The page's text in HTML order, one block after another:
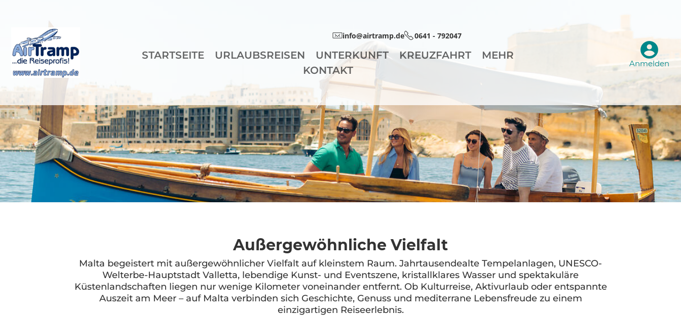
info@airtramp.de 0641 - 792047
Anmelden
STARTSEITE URLAUBSREISEN UNTERKUNFT KREUZFAHRT
MEHR
KONTAKT
Außergewöhnliche Vielfalt
Malta begeistert mit außergewöhnlicher Vielfalt auf kleinstem Raum. Jahrtausendealte Tempelanlagen, UNESCO-
Welterbe-Hauptstadt Valletta, lebendige Kunst- und Eventszene, kristallklares Wasser und spektakuläre
Küstenlandschaften liegen nur wenige Kilometer voneinander entfernt. Ob Kulturreise, Aktivurlaub oder entspannte
Auszeit am Meer – auf Malta verbinden sich Geschichte, Genuss und mediterrane Lebensfreude zu einem
einzigartigen Reiseerlebnis.